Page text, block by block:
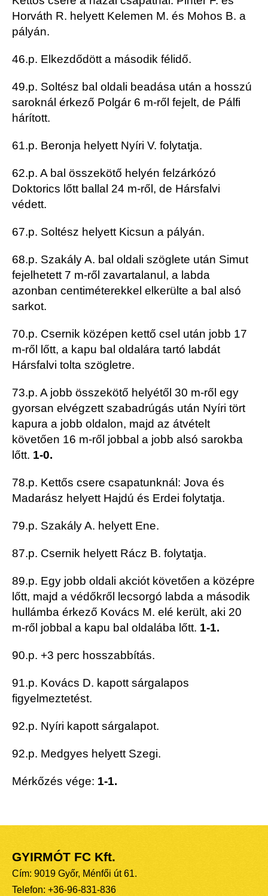
Horváth R. helyett Kelemen M. és Mohos B. a
pályán.
46.p. Elkezdődött a második félidő.
49.p. Soltész bal oldali beadása után a hosszú
saroknál érkező Polgár 6 m-ről fejelt, de Pálfi
hárított.
61.p. Beronja helyett Nyíri V. folytatja.
62.p. A bal összekötő helyén felzárkózó
Doktorics lőtt ballal 24 m-ről, de Hársfalvi
védett.
67.p. Soltész helyett Kicsun a pályán.
68.p. Szakály A. bal oldali szöglete után Simut
fejelhetett 7 m-ről zavartalanul, a labda
azonban centiméterekkel elkerülte a bal alsó
sarkot.
70.p. Csernik középen kettő csel után jobb 17
m-ről lőtt, a kapu bal oldalára tartó labdát
Hársfalvi tolta szögletre.
73.p. A jobb összekötő helyétől 30 m-ről egy
gyorsan elvégzett szabadrúgás után Nyíri tört
kapura a jobb oldalon, majd az átvételt
követően 16 m-ről jobbal a jobb alsó sarokba
lőtt. 1-0.
78.p. Kettős csere csapatunknál: Jova és
Madarász helyett Hajdú és Erdei folytatja.
79.p. Szakály A. helyett Ene.
87.p. Csernik helyett Rácz B. folytatja.
89.p. Egy jobb oldali akciót követően a középre
lőtt, majd a védőkről lecsorgó labda a második
hullámba érkező Kovács M. elé került, aki 20
m-ről jobbal a kapu bal oldalába lőtt. 1-1.
90.p. +3 perc hosszabbítás.
91.p. Kovács D. kapott sárgalapos
figyelmeztetést.
92.p. Nyíri kapott sárgalapot.
92.p. Medgyes helyett Szegi.
Mérkőzés vége: 1-1.
GYIRMÓT FC Kft.
Cím: 9019 Győr, Ménfői út 61.
Telefon: +36-96-831-836